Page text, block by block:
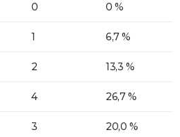
0 0 %
1 6,7 %
2 13,3 %
4 26,7 %
3 20,0 %